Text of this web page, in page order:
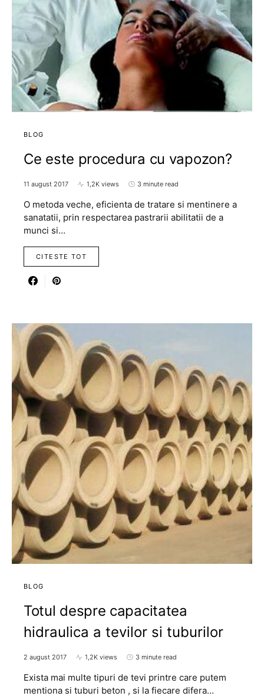
BLOG
Ce este procedura cu vapozon?
11 august 2017 1,2K views 3 minute read
O metoda veche, eficienta de tratare si mentinere a
sanatatii, prin respectarea pastrarii abilitatii de a
munci si…
CITESTE TOT
BLOG
Totul despre capacitatea
hidraulica a tevilor si tuburilor
2 august 2017 1,2K views 3 minute read
Exista mai multe tipuri de tevi printre care putem
mentiona si tuburi beton , si la fiecare difera…